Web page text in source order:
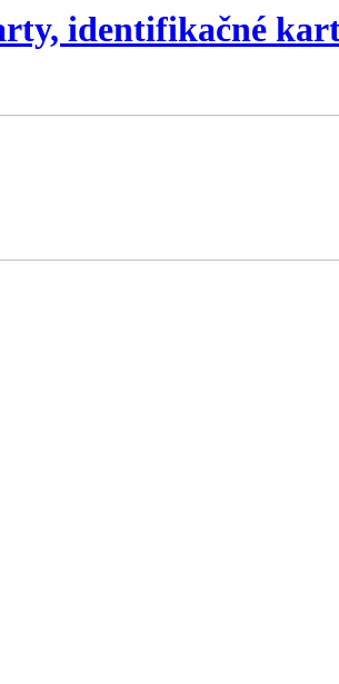
identifikačné